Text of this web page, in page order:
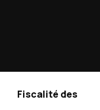
Fiscalité des